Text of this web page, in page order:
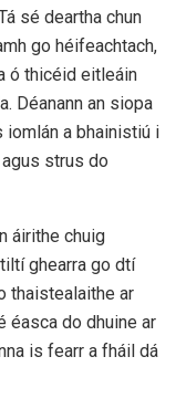
sé deartha chun
go héifeachtach,
ó thicéid eitleáin
Déanann an siopa
a bhainistiú i
agus strus do
áirithe chuig
ghearra go dtí
thaistealaithe ar
éasca do dhuine ar
is fearr a fháil dá